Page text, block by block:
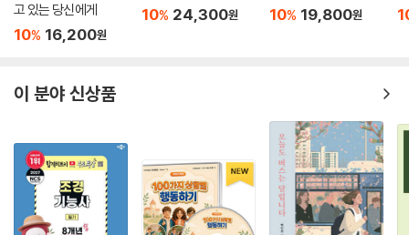
고 있는 당신에게
10% 16,200원
10% 24,300원 10% 19,800원
이 분야 신상품